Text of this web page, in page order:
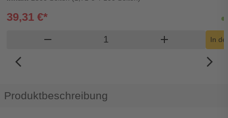
39,31 €*
remove Produkt Warenkorb Menge
add In
arrow_back_ios_new arrow_forward_ios
Produktbeschreibung